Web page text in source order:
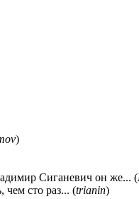
)
Сиганевич он же... (
сто раз... (trianin)